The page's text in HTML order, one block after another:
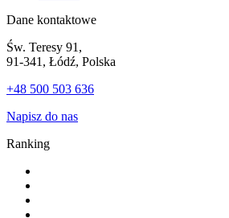
Dane kontaktowe
Św. Teresy 91,
91-341, Łódź, Polska
+48 500 503 636
Napisz do nas
Ranking